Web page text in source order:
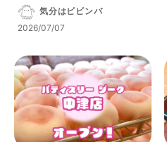
気分はビビンバ
2026/07/07